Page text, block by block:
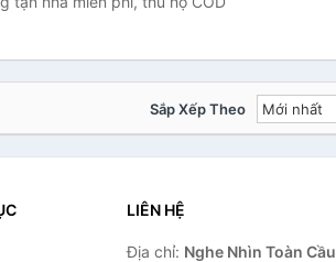
Sắp Xếp Theo
LIÊN HỆ
Địa chỉ: Nghe Nhìn Toàn Cầu